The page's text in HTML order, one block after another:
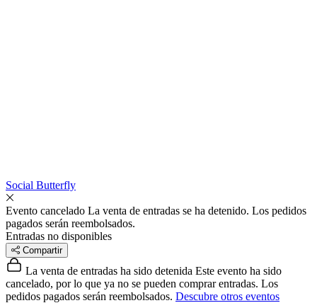
Social Butterfly
Evento cancelado La venta de entradas se ha detenido. Los pedidos
pagados serán reembolsados.
Entradas no disponibles
Compartir
La venta de entradas ha sido detenida Este evento ha sido
cancelado, por lo que ya no se pueden comprar entradas. Los
pedidos pagados serán reembolsados. Descubre otros eventos